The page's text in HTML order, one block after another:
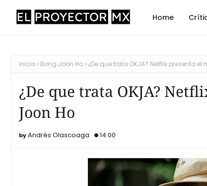
Home
Inicio Bong Joon Ho ¿De que trata OKJA? Netflix presenta
¿De que trata OKJA?
Joon Ho
Andrés Olascoaga 14:00